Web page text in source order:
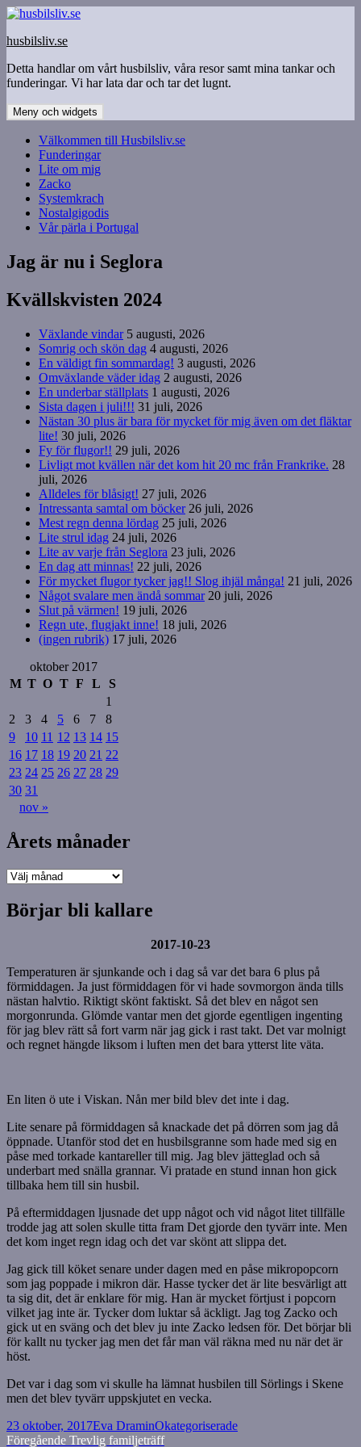
Hoppa
innehåll
husbilsliv.se
Detta handlar om vårt husbilsliv, våra resor samt mina tankar och
funderingar. Vi har lata dar och tar det lugnt.
Meny och widgets
Välkommen till Husbilsliv.se
Funderingar
Lite om mig
Zacko
Systemkrach
Nostalgigodis
Vår pärla i Portugal
Jag är nu i Seglora
Kvällskvisten 2024
Växlande vindar 5 augusti, 2026
Somrig och skön dag 4 augusti, 2026
En väldigt fin sommardag! 3 augusti, 2026
Omväxlande väder idag 2 augusti, 2026
En underbar ställplats 1 augusti, 2026
Sista dagen i juli!!! 31 juli, 2026
Nästan 30 plus är bara för mycket för mig även om det fläktar
lite! 30 juli, 2026
Fy för flugor!! 29 juli, 2026
Livligt mot kvällen när det kom hit 20 mc från Frankrike. 28
juli, 2026
Alldeles för blåsigt! 27 juli, 2026
Intressanta samtal om böcker 26 juli, 2026
Mest regn denna lördag 25 juli, 2026
Lite strul idag 24 juli, 2026
Lite av varje från Seglora 23 juli, 2026
En dag att minnas! 22 juli, 2026
För mycket flugor tycker jag!! Slog ihjäl många! 21 juli, 2026
Något svalare men ändå sommar 20 juli, 2026
Slut på värmen! 19 juli, 2026
Regn ute, flugjakt inne! 18 juli, 2026
(ingen rubrik) 17 juli, 2026
oktober 2017
M T O T F L
S
1
2
3 4 5 6 7
8
9
10 11 12 13 14 15
16 17 18 19 20 21 22
23 24 25 26 27 28 29
30 31
nov »
Årets månader
Årets
Börjar bli kallare
2017-10-23
Temperaturen är sjunkande och i dag så var det bara 6 plus på
förmiddagen. Ja just förmiddagen för vi hade sovmorgon ända tills
nästan halvtio. Riktigt skönt faktiskt. Så det blev en något sen
morgonrunda. Glömde vantar men det gjorde egentligen ingenting
för jag blev rätt så fort varm när jag gick i rast takt. Det var molnigt
och regnet hängde liksom i luften men det bara ytterst lite väta.
En liten ö ute i Viskan. Nån mer bild blev det inte i dag.
Lite senare på förmiddagen så knackade det på dörren som jag då
öppnade. Utanför stod det en husbilsgranne som hade med sig en
påse med torkade kantareller till mig. Jag blev jätteglad och så
underbart med snälla grannar. Vi pratade en stund innan hon gick
tillbaka hem till sin husbil.
På eftermiddagen ljusnade det upp något och vid något litet tillfälle
trodde jag att solen skulle titta fram Det gjorde den tyvärr inte. Men
det kom inget regn idag och det var skönt att slippa det.
Jag gick till köket senare under dagen med en påse mikropopcorn
som jag poppade i mikron där. Hasse tycker det är lite besvärligt att
ta sig dit, det är enklare för mig. Han är mycket förtjust i popcorn
vilket jag inte är. Tycker dom luktar så äckligt. Jag tog Zacko och
gick ut en sväng och det blev ju inte Zacko ledsen för. Det börjar bli
för kallt nu tycker jag men det får man väl räkna med nu när det är
höst.
Det var i dag som vi skulle ha lämnat husbilen till Sörlings i Skene
men det blev tyvärr uppskjutet en vecka.
Postat
23 oktober, 2017Författare
Eva DraminKategorier
Okategoriserade
Föregående Föregående
Trevlig familjeträff